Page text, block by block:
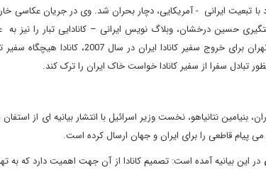
با تبعیت ایرانی - آمریکایی، دچار بحران شد. وی در جریان عکاسی
حسین درخشان، وبلاگ نویس ایرانی – کانادایی تبار را نیز
درحالی است که به دنبال دستور تهران برای
تبادل سفرا از سفیر کانادا خواست خاک ایران را ترک کند.
بنیامین نتانیاهو، نخست وزیر اسرائیل با انتشار بیانیه ای از
پیام قاطعی را برای ایران و جهان ارسال کرده است.
در این بیانیه آمده است: تصمیم کانادا از آن جهت اهمیت دارد که